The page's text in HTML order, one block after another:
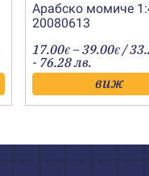
Арабско момиче
20080613
17.00€ –39.00€Price
range:
/
- 76.28 лв.
виж